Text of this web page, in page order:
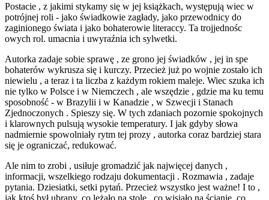
Postacie , z jakimi stykamy się w jej książkach, występują wiec w
potrójnej roli - jako świadkowie zagłady, jako przewodnicy do
zaginionego świata i jako bohaterowie literaccy. Ta trojjednośc
owych rol. umacnia i uwyraźnia ich sylwetki.
Autorka zadaje sobie sprawę , ze grono jej świadków , jej in spe
bohaterów wykrusza się i kurczy. Przecież już po wojnie zostało ich
niewielu , a teraz i ta liczba z każdym rokiem maleje. Wiec szuka ich
nie tylko w Polsce i w Niemczech , ale wszędzie , gdzie ma ku temu
sposobność - w Brazylii i w Kanadzie , w Szwecji i Stanach
Zjednoczonych . Spieszy się. W tych zdaniach pozornie spokojnych
i klarownych pulsują wysokie temperatury. I jak gdyby słowa
nadmiernie spowolniały rytm tej prozy , autorka coraz bardziej stara
się je ograniczać, redukować.
Ale nim to zrobi , usiłuje gromadzić jak najwięcej danych ,
informacji, wszelkiego rodzaju dokumentacji . Rozmawia , zadaje
pytania. Dziesiatki, setki pytań. Przecież wszystko jest ważne! I to ,
jak ktoś był ubrany, co leżało na stole , co wisiało na ścianie, co